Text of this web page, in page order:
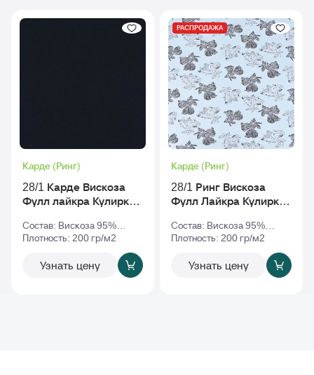
Карде (Ринг)
28/1 Карде Вискоза
Фулл лайкра Кулирка
Состав: Вискоза 95%
Эластан 5%
Плотность: 200 гр/м2
Узнать цену
РАСПРОДАЖА
Карде (Ринг)
28/1 Ринг Вискоза
Фулл Лайкра Кулирка
Пигмент Рулон
0a2908-v-001-Минт
Состав: Вискоза 95%
Эластан 5%
Плотность: 200 гр/м2
Узнать цену